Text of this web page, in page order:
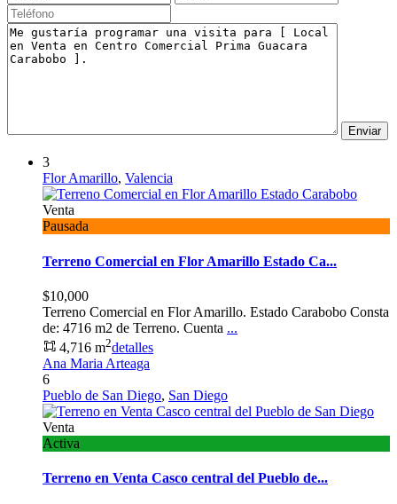
3
Flor Amarillo, Valencia
Venta
Pausada
Terreno Comercial en Flor Amarillo Estado Ca...
$10,000
Terreno Comercial en Flor Amarillo. Estado Carabobo Consta
de: 4716 m2 de Terreno. Cuenta ...
4,716 m2detalles
Ana Maria Arteaga
6
Pueblo de San Diego, San Diego
Venta
Activa
Terreno en Venta Casco central del Pueblo de...